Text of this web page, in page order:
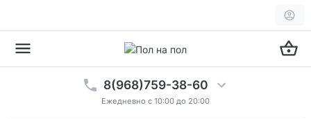
8(968)759-38-60
Ежедневно с 10:00 до 20:00